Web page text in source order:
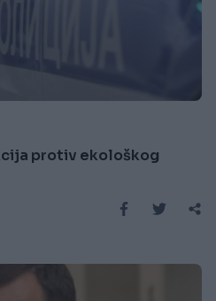
protiv ekološkog